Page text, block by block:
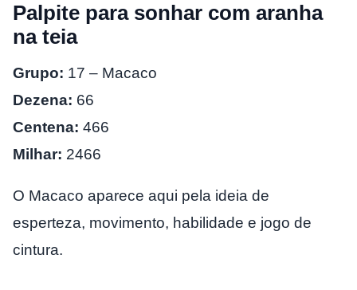
Palpite para sonhar com aranha
na teia
Grupo: 17 – Macaco
Dezena: 66
Centena: 466
Milhar: 2466
O Macaco aparece aqui pela ideia de
esperteza, movimento, habilidade e jogo de
cintura.